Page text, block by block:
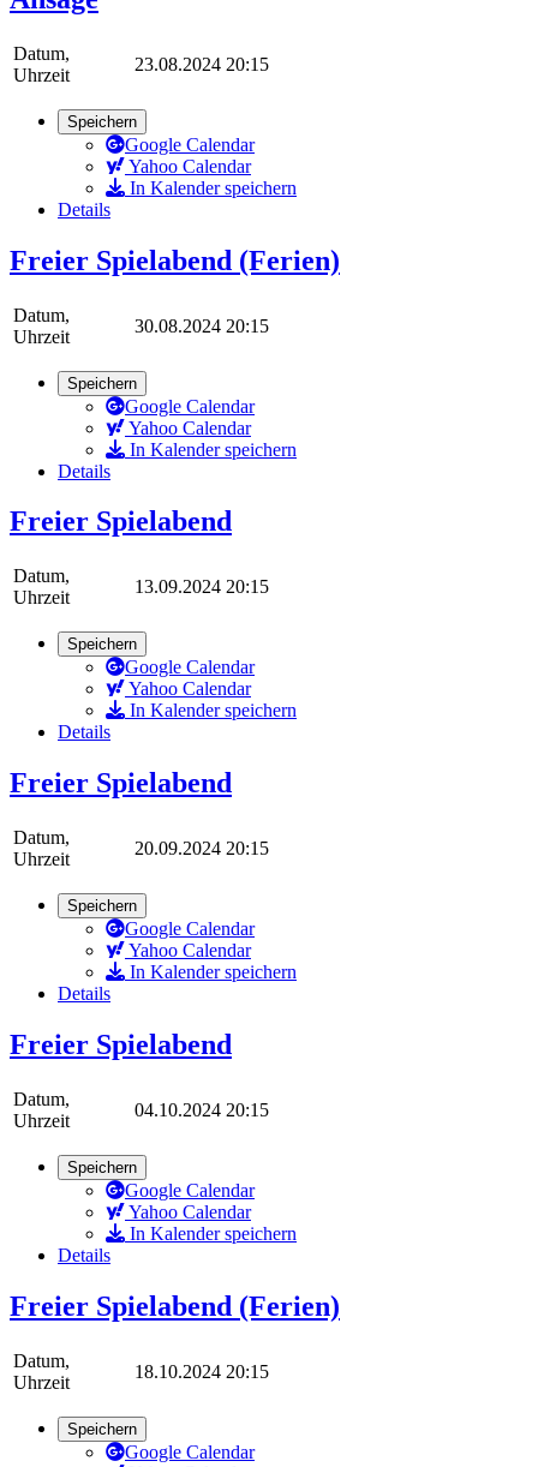
Datum,
Uhrzeit
23.08.2024 20:15
Speichern
Google Calendar
Yahoo Calendar
In Kalender speichern
Details
Freier Spielabend (Ferien)
Datum,
Uhrzeit
30.08.2024 20:15
Speichern
Google Calendar
Yahoo Calendar
In Kalender speichern
Details
Freier Spielabend
Datum,
Uhrzeit
13.09.2024 20:15
Speichern
Google Calendar
Yahoo Calendar
In Kalender speichern
Details
Freier Spielabend
Datum,
Uhrzeit
20.09.2024 20:15
Speichern
Google Calendar
Yahoo Calendar
In Kalender speichern
Details
Freier Spielabend
Datum,
Uhrzeit
04.10.2024 20:15
Speichern
Google Calendar
Yahoo Calendar
In Kalender speichern
Details
Freier Spielabend (Ferien)
Datum,
Uhrzeit
18.10.2024 20:15
Speichern
Google Calendar